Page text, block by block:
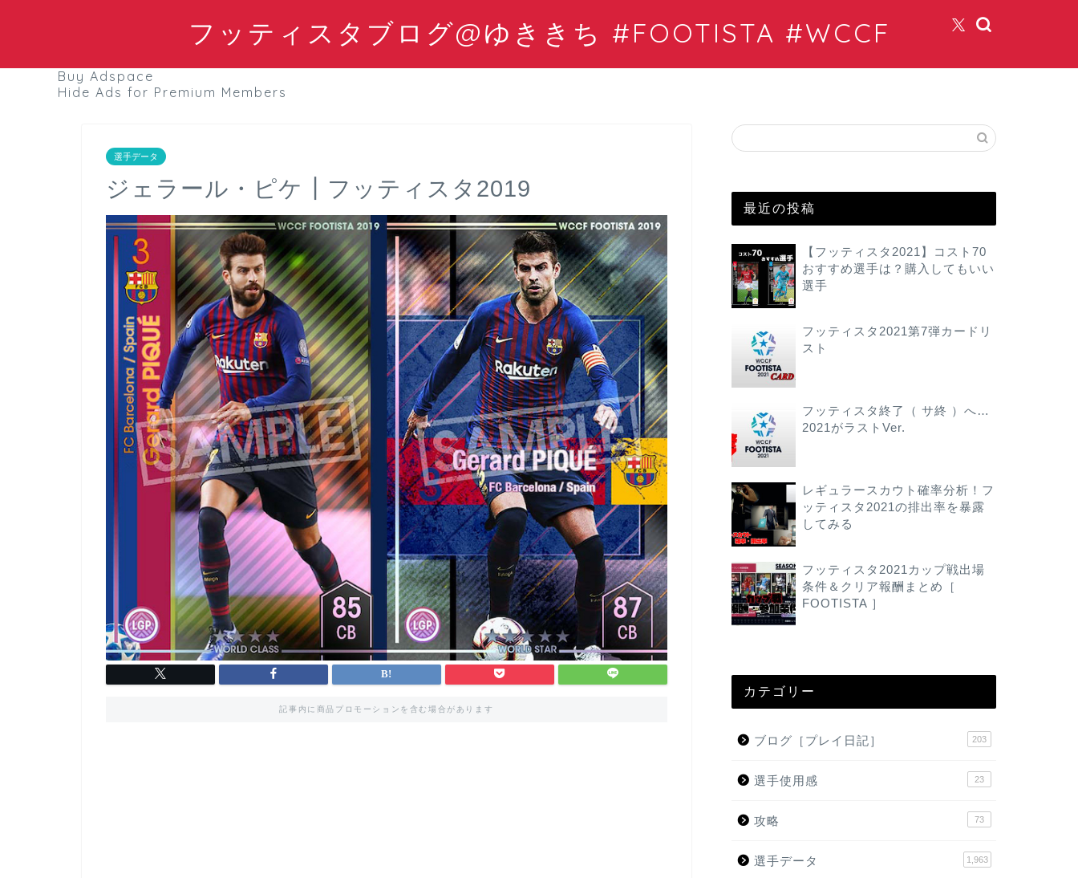
フッティスタブログ@ゆききち #FOOTISTA #WCCF
Buy Adspace
Hide Ads for Premium Members
選手データ
ジェラール・ピケ┃フッティスタ2019
記事内に商品プロモーションを含む場合があります
最近の投稿
【フッティスタ2021】コスト70
おすすめ選手は？購入してもいい
選手
フッティスタ2021第7弾カードリ
スト
フッティスタ終了（ サ終 ）へ…
2021がラストVer.
レギュラースカウト確率分析！フ
ッティスタ2021の排出率を暴露
してみる
フッティスタ2021カップ戦出場
条件＆クリア報酬まとめ［
FOOTISTA ］
カテゴリー
ブログ［プレイ日記］ 203
選手使用感 23
攻略 73
選手データ 1,963